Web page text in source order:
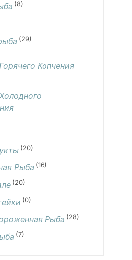
(8)
(29)
Копчения
(20)
Рыба (16)
(20)
(0)
Рыба (28)
(7)